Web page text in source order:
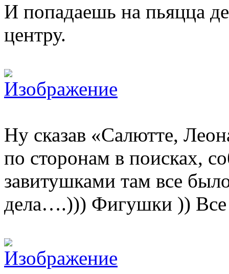
И попадаешь на пьяцца
центру.
Ну сказав «Салютте,
по сторонам в поисках,
завитушками там все
дела….))) Фигушки )) Все